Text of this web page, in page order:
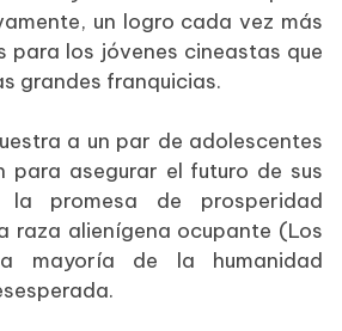
un logro cada vez más
para los jóvenes cineastas que
grandes franquicias.
a un par de adolescentes
para asegurar el futuro de sus
la promesa de prosperidad
raza alienígena ocupante (Los
mayoría de la humanidad